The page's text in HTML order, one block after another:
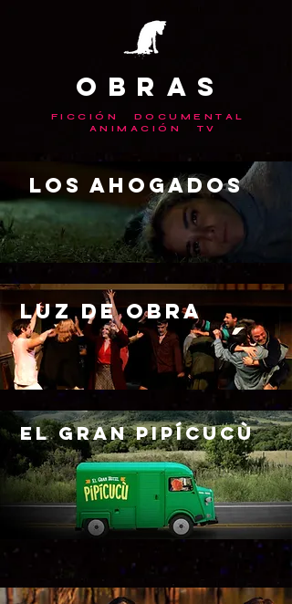
OBRAS
FICCIÓN DOCUMENTAL
ANIMACIÓN TV
Los Ahogados
luz de obra
EL GRAN PIPÍCUCÙ